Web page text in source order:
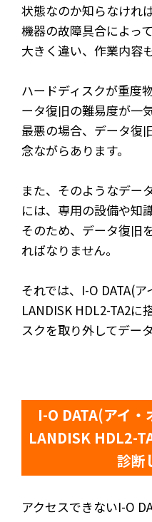
状態なのか知らなけれ
機器の故障具合によっ
大きく違い、作業内容
ハードディスクが重度
ータ復旧の難易度が一
最悪の場合、データ復
念ながらあります。
また、そのようなデー
には、専用の設備や知
そのため、データ復旧
ればなりません。
それでは、I-O DATA(
LANDISK HDL2-TA2に
スクを取り外してデー
I-O DATA(アイ
LANDISK HDL2-
診断
アクセスできないI-O